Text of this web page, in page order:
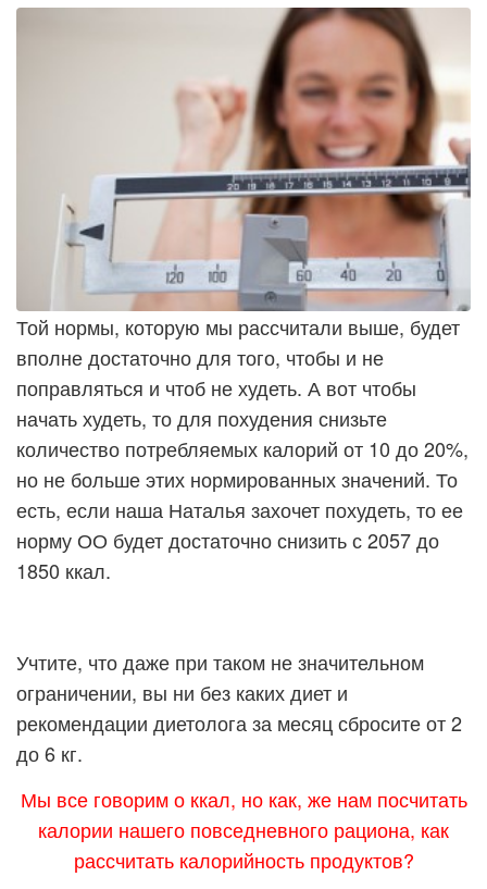
Той нормы, которую мы рассчитали выше, будет
вполне достаточно для того, чтобы и не
поправляться и чтоб не худеть. А вот чтобы
начать худеть, то для похудения снизьте
количество потребляемых калорий от 10 до 20%,
но не больше этих нормированных значений. То
есть, если наша Наталья захочет похудеть, то ее
норму ОО будет достаточно снизить с 2057 до
1850 ккал.
Учтите, что даже при таком не значительном
ограничении, вы ни без каких диет и
рекомендации диетолога за месяц сбросите от 2
до 6 кг.
Мы все говорим о ккал, но как, же нам посчитать
калории нашего повседневного рациона, как
рассчитать калорийность продуктов?